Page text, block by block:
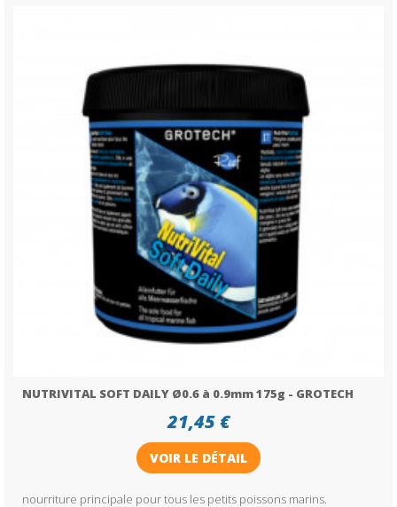
NUTRIVITAL SOFT DAILY Ø0.6 à 0.9mm 175g - GROTECH
21,45 €
VOIR LE DÉTAIL
nourriture principale pour tous les petits poissons marins.